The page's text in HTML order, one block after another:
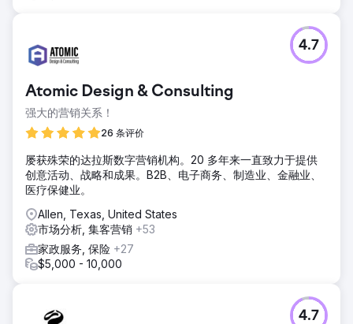
Atomic Design & Consulting
强大的营销关系！
26 条评价
4.7
屡获殊荣的达拉斯数字营销机构。20 多年来一直致力于提供
创意活动、战略和成果。B2B、电子商务、制造业、金融业、
医疗保健业。
Allen, Texas, United States
市场分析, 集客营销 +53
家政服务, 保险 +27
$5,000 - 10,000
4.7